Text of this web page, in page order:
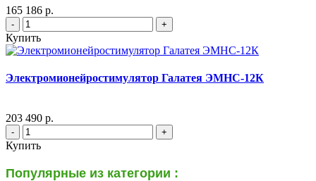
165 186 р.
- +
Купить
Электромионейростимулятор Галатея ЭМНС-12К
203 490 р.
- +
Купить
Популярные из категории :